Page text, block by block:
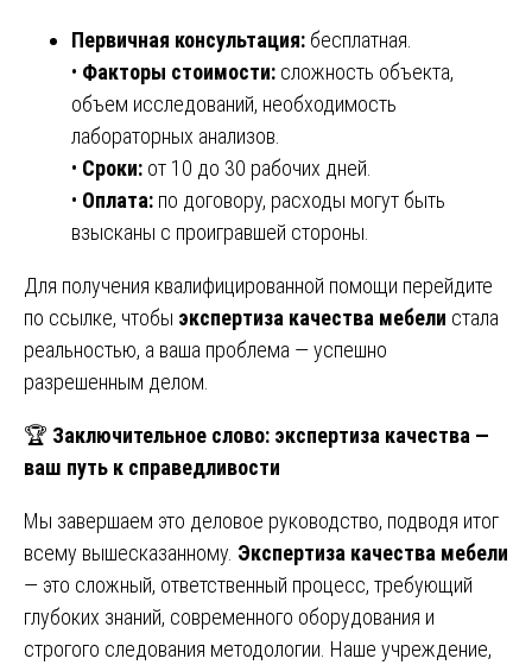
Первичная консультация: бесплатная.
• Факторы стоимости: сложность объекта,
объем исследований, необходимость
лабораторных анализов.
• Сроки: от 10 до 30 рабочих дней.
• Оплата: по договору, расходы могут быть
взысканы с проигравшей стороны.
Для получения квалифицированной помощи перейдите
по ссылке, чтобы экспертиза качества мебели стала
реальностью, а ваша проблема — успешно
разрешенным делом.
🏆 Заключительное слово: экспертиза качества —
ваш путь к справедливости
Мы завершаем это деловое руководство, подводя итог
всему вышесказанному. Экспертиза качества мебели
— это сложный, ответственный процесс, требующий
глубоких знаний, современного оборудования и
строгого следования методологии. Наше учреждение,